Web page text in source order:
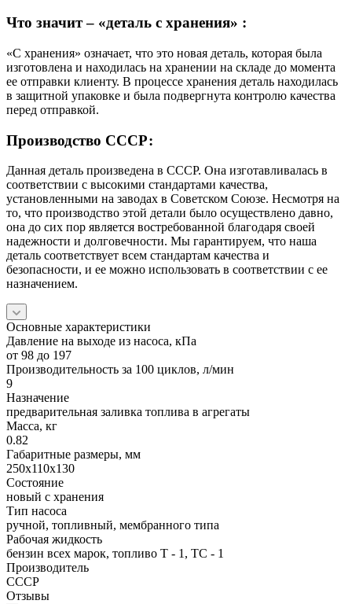
Что значит – «деталь с хранения» :
«С хранения» означает, что это новая деталь, которая была
изготовлена и находилась на хранении на складе до момента
ее отправки клиенту. В процессе хранения деталь находилась
в защитной упаковке и была подвергнута контролю качества
перед отправкой.
Производство СССР:
Данная деталь произведена в СССР. Она изготавливалась в
соответствии с высокими стандартами качества,
установленными на заводах в Советском Союзе. Несмотря на
то, что производство этой детали было осуществлено давно,
она до сих пор является востребованной благодаря своей
надежности и долговечности. Мы гарантируем, что наша
деталь соответствует всем стандартам качества и
безопасности, и ее можно использовать в соответствии с ее
назначением.
Основные характеристики
Давление на выходе из насоса, кПа
от 98 до 197
Производительность за 100 циклов, л/мин
9
Назначение
предварительная заливка топлива в агрегаты
Масса, кг
0.82
Габаритные размеры, мм
250x110x130
Состояние
новый с хранения
Тип насоса
ручной, топливный, мембранного типа
Рабочая жидкость
бензин всех марок, топливо Т - 1, ТС - 1
Производитель
СССР
Отзывы